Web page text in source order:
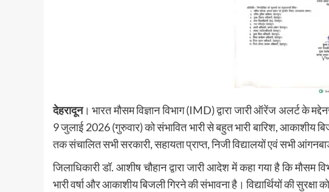
देहरादून। भारत मौसम विज्ञान विभाग (IMD) द्वारा जारी ऑरेंज अलर्ट के
9 जुलाई 2026 (गुरुवार) को संभावित भारी से बहुत भारी बारिश, आकाशीय
तक संचालित सभी सरकारी, सहायता प्राप्त, निजी विद्यालयों एवं सभी
जिलाधिकारी डॉ. आशीष चौहान द्वारा जारी आदेश में कहा गया है कि मौसम
भारी वर्षा और आकाशीय बिजली गिरने की संभावना है। विद्यार्थियों की सुरक्षा